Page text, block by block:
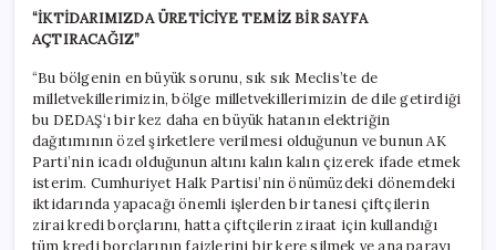
“İKTİDARIMIZDA ÜRETİCİYE TEMİZ BİR SAYFA
AÇTIRACAĞIZ”
“Bu bölgenin en büyük sorunu, sık sık Meclis’te de
milletvekillerimizin, bölge milletvekillerimizin de dile getirdiği
bu DEDAŞ‘ı bir kez daha en büyük hatanın elektriğin
dağıtımının özel şirketlere verilmesi olduğunun ve bunun AK
Parti’nin icadı olduğunun altını kalın kalın çizerek ifade etmek
isterim. Cumhuriyet Halk Partisi’nin önümüzdeki dönemdeki
iktidarında yapacağı önemli işlerden bir tanesi çiftçilerin
zirai kredi borçlarını, hatta çiftçilerin ziraat için kullandığı
tüm kredi borçlarının faizlerini bir kere silmek ve ana parayı